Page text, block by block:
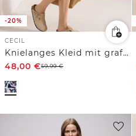
-20%
CECIL
Knielanges Kleid mit grafischem Muster
48,00 €59,99€